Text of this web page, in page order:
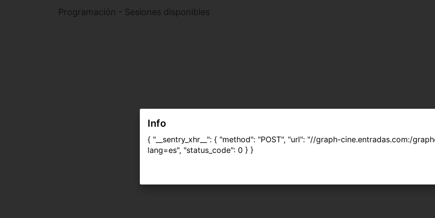
Programación - Sesiones disponibles
Info
{ "__sentry_xhr__": { "method": "POST", "url": "//graph-cine.entradas.com:/
lang=es", "status_code": 0 } }